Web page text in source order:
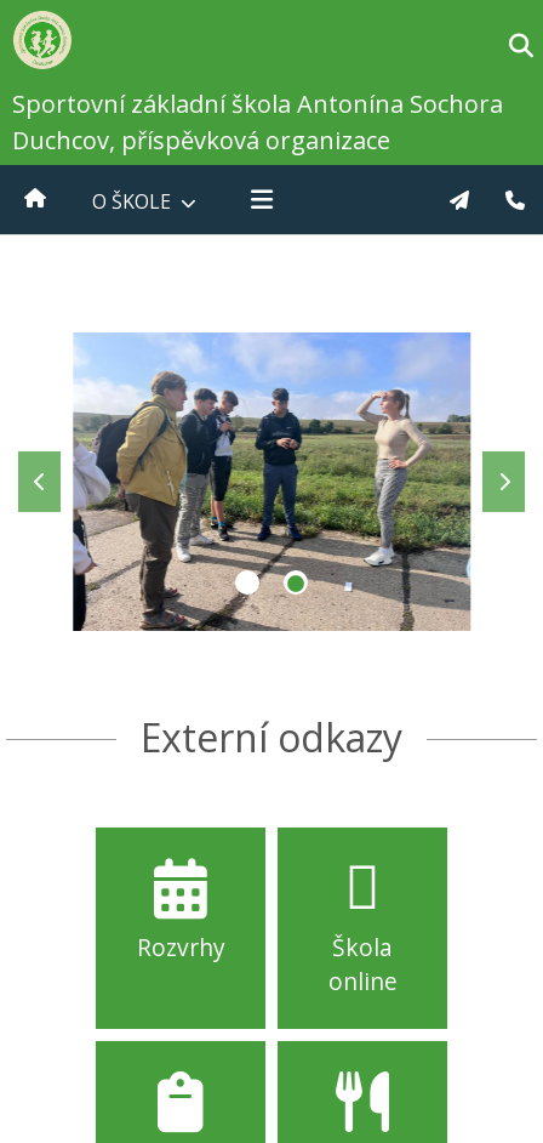
Sportovní základní škola Antonína Sochora
Duchcov, příspěvková organizace
O ŠKOLE
Externí odkazy
Rozvrhy
Škola
online